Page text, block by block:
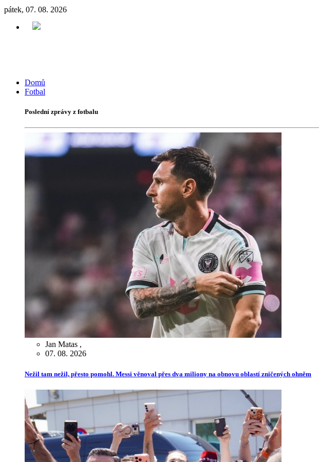
pátek, 07. 08. 2026
Domů
Fotbal
Poslední zprávy z fotbalu
Jan Matas ,
07. 08. 2026
Nežil tam nežil, přesto pomohl. Messi věnoval přes dva miliony na obnovu oblastí zničených ohněm